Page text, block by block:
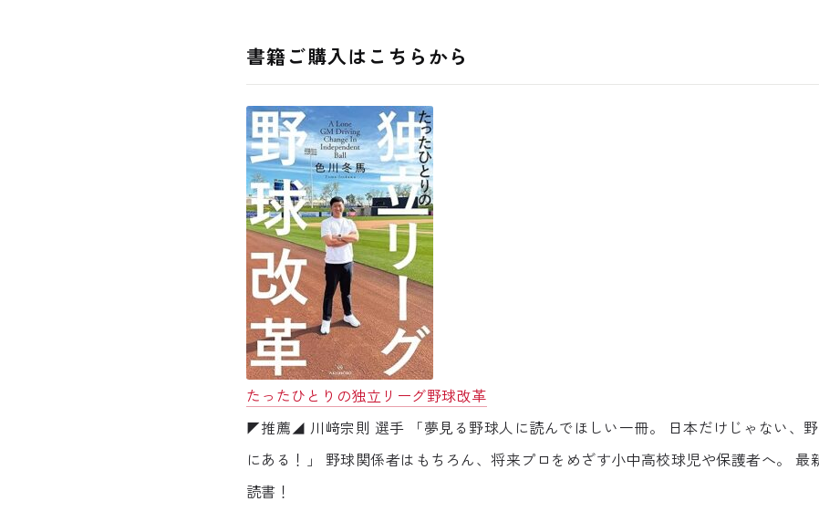
書籍ご購入はこちらから
たったひとりの独立リーグ野球改革
◤推薦◢ 川﨑宗則 選手 「夢見る野球人に読んでほしい一冊。 日本だけじゃない、
にある！」 野球関係者はもちろん、将来プロをめざす小中高校球児や保護者へ。 最
読書！